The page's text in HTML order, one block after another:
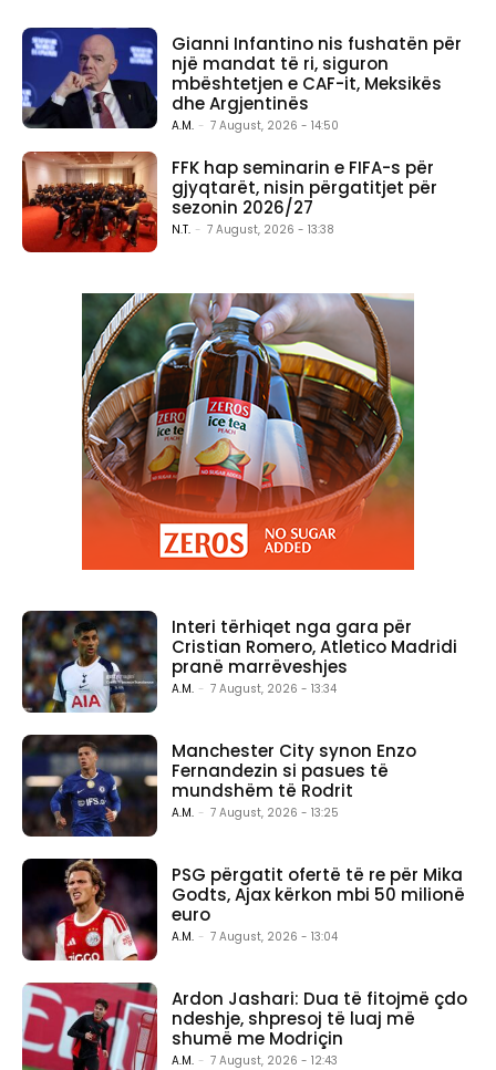
Gianni Infantino nis fushatën për
një mandat të ri, siguron
mbështetjen e CAF-it, Meksikës
dhe Argjentinës
A.M. - 7 August, 2026 - 14:50
FFK hap seminarin e FIFA-s për
gjyqtarët, nisin përgatitjet për
sezonin 2026/27
N.T. - 7 August, 2026 - 13:38
Interi tërhiqet nga gara për
Cristian Romero, Atletico Madridi
pranë marrëveshjes
A.M. - 7 August, 2026 - 13:34
Manchester City synon Enzo
Fernandezin si pasues të
mundshëm të Rodrit
A.M. - 7 August, 2026 - 13:25
PSG përgatit ofertë të re për Mika
Godts, Ajax kërkon mbi 50 milionë
euro
A.M. - 7 August, 2026 - 13:04
Ardon Jashari: Dua të fitojmë çdo
ndeshje, shpresoj të luaj më
shumë me Modriçin
A.M. - 7 August, 2026 - 12:43